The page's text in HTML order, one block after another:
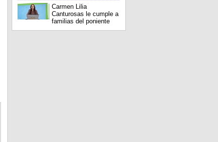
Carmen Lilia
Canturosas le cumple a
familias del poniente